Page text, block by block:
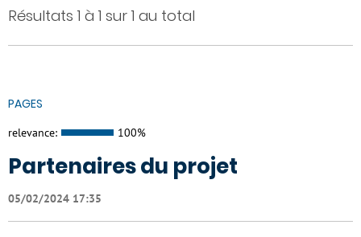
Résultats 1 à 1 sur 1 au total
PAGES
relevance: 100%
Partenaires du projet
05/02/2024 17:35